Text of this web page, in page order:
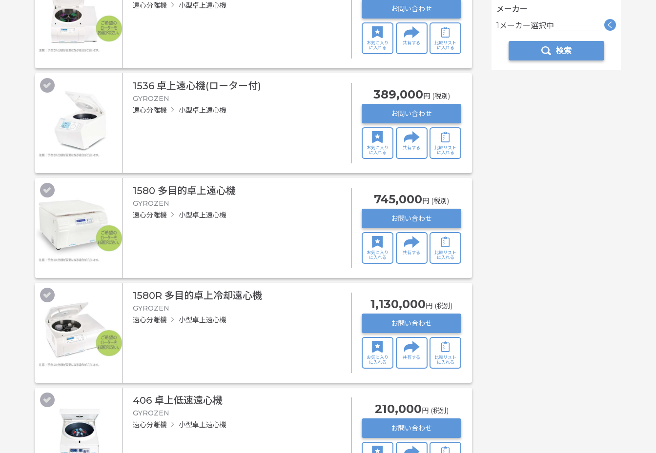
遠心分離機
小型卓上遠心機
お問い合わせ
お気に入り
に入れる
共有する
比較リスト
に入れる
1536 卓上遠心機(ローター付)
GYROZEN
遠心分離機
小型卓上遠心機
389,000円 (税別)
お問い合わせ
お気に入り
に入れる
共有する
比較リスト
に入れる
1580 多目的卓上遠心機
GYROZEN
遠心分離機
小型卓上遠心機
745,000円 (税別)
お問い合わせ
お気に入り
に入れる
共有する
比較リスト
に入れる
1580R 多目的卓上冷却遠心機
GYROZEN
遠心分離機
小型卓上遠心機
1,130,000円 (税別)
お問い合わせ
お気に入り
に入れる
共有する
比較リスト
に入れる
406 卓上低速遠心機
GYROZEN
遠心分離機
小型卓上遠心機
210,000円 (税別)
お問い合わせ
メーカー
1メーカー選択中
く
検索